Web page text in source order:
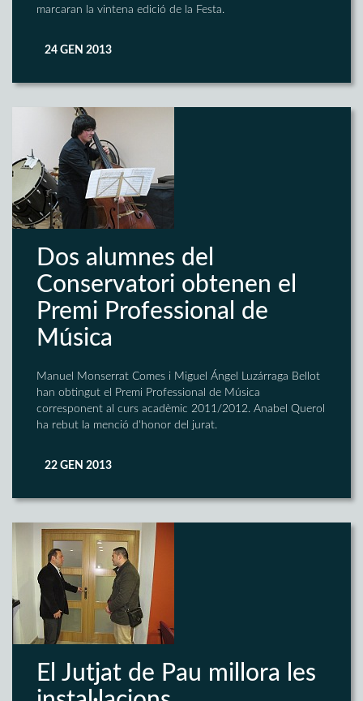
marcaran la vintena edició de la Festa.
24 GEN 2013
Dos alumnes del
Conservatori obtenen el
Premi Professional de
Música
Manuel Monserrat Comes i Miguel Ángel Luzárraga Bellot
han obtingut el Premi Professional de Música
corresponent al curs acadèmic 2011/2012. Anabel Querol
ha rebut la menció d'honor del jurat.
22 GEN 2013
El Jutjat de Pau millora les